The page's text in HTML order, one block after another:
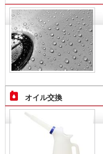
オイル交換